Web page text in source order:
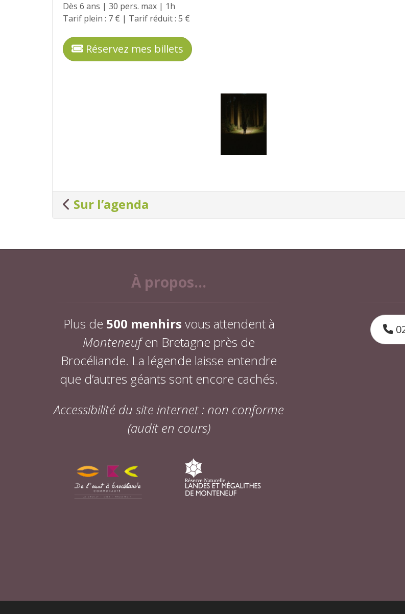
Dès 6 ans | 30 pers. max | 1h
Tarif plein : 7 € | Tarif réduit : 5 €
Réservez mes billets
Sur l’agenda
À propos...
Plus de 500 menhirs vous attendent à
Monteneufen Bretagne près de
Brocéliande. La légende laisse entendre
que d’autres géants sont encore cachés.
Accessibilité du site internet : non conforme
(audit en cours)